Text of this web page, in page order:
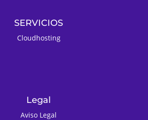
SERVICIOS
Cloudhosting
Legal
Aviso Legal